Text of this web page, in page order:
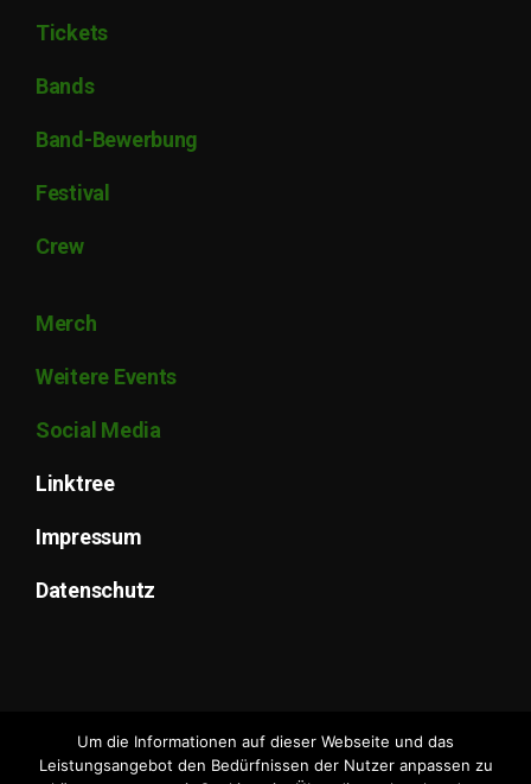
Tickets
Bands
Band-Bewerbung
Festival
Crew
Merch
Weitere Events
Social Media
Linktree
Impressum
Datenschutz
Um die Informationen auf dieser Webseite und das
Leistungsangebot den Bedürfnissen der Nutzer anpassen zu